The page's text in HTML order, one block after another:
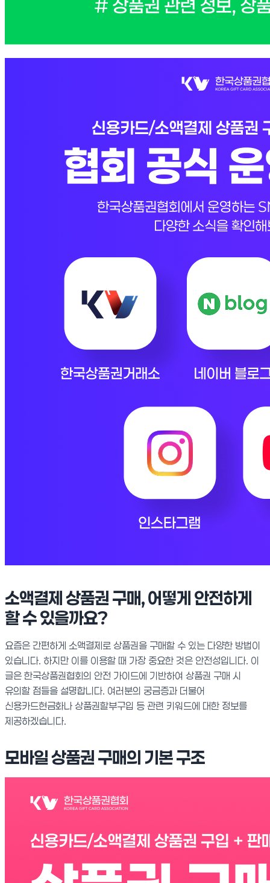
소액결제 상품권 구매, 어떻게 안전하게
할 수 있을까요?
요즘은 간편하게 소액결제로 상품권을 구매할 수 있는 다양한 방법이
있습니다. 하지만 이를 이용할 때 가장 중요한 것은 안전성입니다. 이
글은 한국상품권협회의 안전 가이드에 기반하여 상품권 구매 시
유의할 점들을 설명합니다. 여러분의 궁금증과 더불어
신용카드현금화나 상품권할부구입 등 관련 키워드에 대한 정보를
제공하겠습니다.
모바일 상품권 구매의 기본 구조